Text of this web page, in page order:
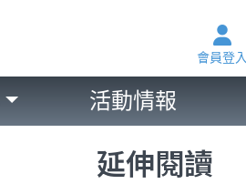
會員登入
活動情報
延伸閱讀